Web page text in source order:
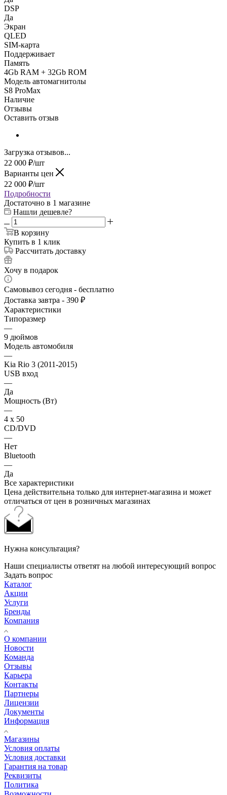
DSP
Да
Экран
QLED
SIM-карта
Поддерживает
Память
4Gb RAM + 32Gb ROM
Модель автомагнитолы
S8 ProMax
Наличие
Отзывы
Оставить отзыв
Загрузка отзывов...
22 000 ₽/шт
Варианты цен
22 000 ₽/шт
Подробности
Достаточно в 1 магазине
Нашли дешевле?
В корзину
Купить в 1 клик
Рассчитать доставку
Хочу в подарок
Самовывоз сегодня - бесплатно
Доставка завтра - 390 ₽
Характеристики
Типоразмер
—
9 дюймов
Модель автомобиля
—
Kia Rio 3 (2011-2015)
USB вход
—
Да
Мощность (Вт)
—
4 х 50
CD/DVD
—
Нет
Bluetooth
—
Да
Все характеристики
Цена действительна только для интернет-магазина и может
отличаться от цен в розничных магазинах
Нужна консультация?
Наши специалисты ответят на любой интересующий вопрос
Задать вопрос
Каталог
Акции
Услуги
Бренды
Компания
О компании
Новости
Команда
Отзывы
Карьера
Контакты
Партнеры
Лицензии
Документы
Информация
Магазины
Условия оплаты
Условия доставки
Гарантия на товар
Реквизиты
Политика